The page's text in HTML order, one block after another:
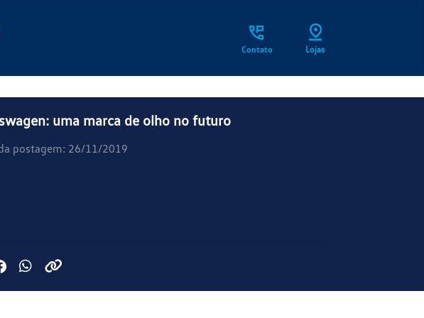
Contato Lojas
uma marca de olho no futuro
postagem: 26/11/2019